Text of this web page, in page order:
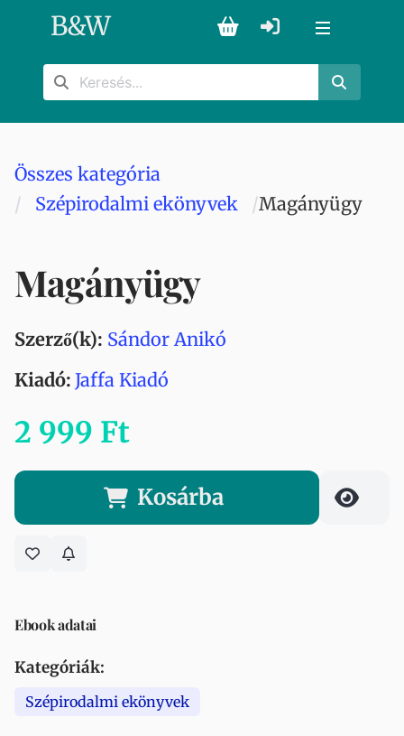
B&W
Összes kategória
Szépirodalmi ekönyvek
Magányügy
Magányügy
Szerző(k): Sándor Anikó
Kiadó: Jaffa Kiadó
2 999 Ft
Kosárba
Ebook adatai
Kategóriák:
Szépirodalmi ekönyvek